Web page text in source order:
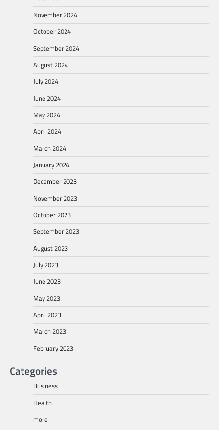
November 2024
October 2024
September 2024
August 2024
July 2024
June 2024
May 2024
April 2024
March 2024
January 2024
December 2023
November 2023
October 2023
September 2023
August 2023
July 2023
June 2023
May 2023
April 2023
March 2023
February 2023
Categories
Business
Health
more